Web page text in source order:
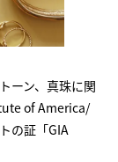
ーン、真珠に関
of America/
の証「GIA